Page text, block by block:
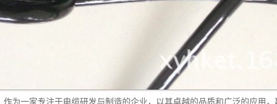
作为一家专注于电缆研发与制造的企业，以其卓越的品质和广泛的应用